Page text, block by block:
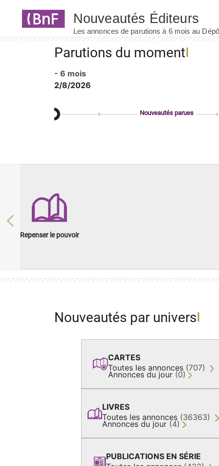
Parutions du moment
- 6 mois
2/8/2026
Nouveautés parues
Repenser le pouvoir
Previous
Nouveautés par univers
CARTES
Toutes les annonces (707)
Annonces du jour (0)
LIVRES
Toutes les annonces (36363)
Annonces du jour (4)
PUBLICATIONS EN SÉRIE